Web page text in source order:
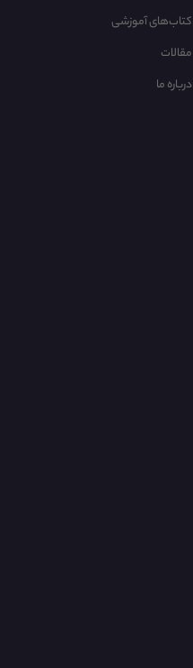
کتاب‌های آموزشی
مقالات
درباره ما